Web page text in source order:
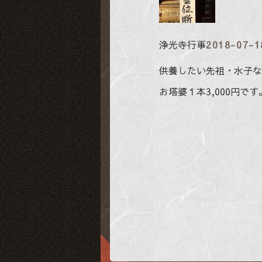
浄光寺行事2018-07-
供養したい先祖・水子
お塔婆１本3,000円で